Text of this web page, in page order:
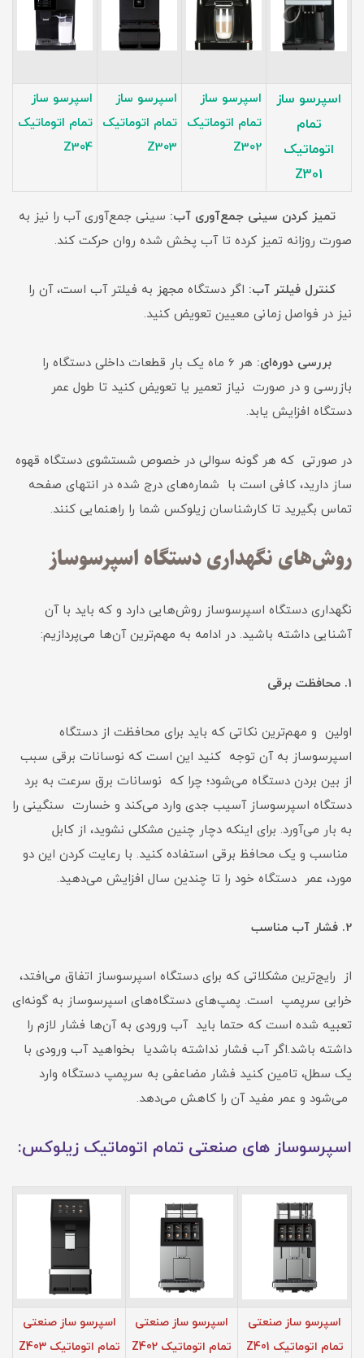
اسپرسو ساز
تمام
اتوماتیک
Z301
اسپرسو ساز
تمام اتوماتیک
Z302
اسپرسو ساز
تمام اتوماتیک
Z303
اسپرسو ساز
تمام اتوماتیک
Z304
تمیز کردن سینی جمع‌آوری آب: سینی جمع‌آوری آب را نیز به
صورت روزانه تمیز کرده تا آب پخش شده روان حرکت کند.
کنترل فیلتر آب: اگر دستگاه مجهز به فیلتر آب است، آن را
نیز در فواصل زمانی معیین تعویض کنید.
بررسی دوره‌ای:
هر 6 ماه یک بار قطعات داخلی دستگاه را
بازرسی و در صورت نیاز تعمیر یا تعویض کنید تا طول عمر
دستگاه افزایش یابد.
در صورتی که هر گونه سوالی در خصوص شستشوی دستگاه قهوه
ساز دارید، کافی است با شماره‌های درج شده در انتهای صفحه
تماس بگیرید تا کارشناسان زیلوکس شما را راهنمایی کنند.
روش‌های نگهداری دستگاه اسپرسوساز
نگهداری دستگاه اسپرسوساز روش‌هایی دارد و که باید با آن
آشنایی داشته باشید. در ادامه به مهم‌ترین آن‌ها می‌پردازیم:
1. محافظت برقی
اولین و مهم‌ترین نکاتی که باید برای محافظت از دستگاه
اسپرسوساز به آن توجه کنید این است که نوسانات برقی سبب
از بین بردن دستگاه می‌شود؛ چرا که نوسانات برق سرعت به برد
دستگاه اسپرسوساز آسیب جدی وارد می‌کند و خسارت سنگینی را
به بار می‌آورد. برای اینکه دچار چنین مشکلی نشوید، از کابل
مناسب و یک محافظ برقی استفاده کنید. با رعایت کردن این دو
مورد، عمر دستگاه خود را تا چندین سال افزایش می‌دهید.
2. فشار آب مناسب
از رایج‌ترین مشکلاتی که برای دستگاه اسپرسوساز اتفاق می‌افتد،
خرابی سرپمپ است. پمپ‌های دستگاه‌های اسپرسوساز به گونه‌ای
تعبیه شده است که حتما باید آب ورودی به آن‌ها فشار لازم را
داشته باشد.اگر آب فشار نداشته باشدیا بخواهید آب ورودی با
یک سطل، تامین کنید فشار مضاعفی به سرپمپ دستگاه وارد
می‌شود و عمر مفید آن را کاهش می‌دهد.
اسپرسوساز های صنعتی تمام اتوماتیک زیلوکس:
اسپرسو ساز صنعتی
تمام اتوماتیک Z401
اسپرسو ساز صنعتی
تمام اتوماتیک Z402
اسپرسو ساز صنعتی
تمام اتوماتیک Z403